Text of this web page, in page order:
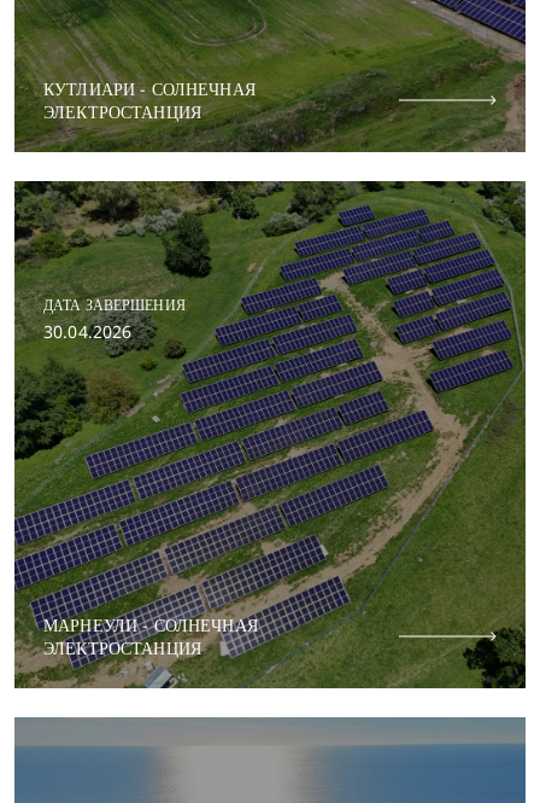
КУТЛИАРИ - СОЛНЕЧНАЯ
ЭЛЕКТРОСТАНЦИЯ
ДАТА ЗАВЕРШЕНИЯ
30.04.2026
МАРНЕУЛИ - СОЛНЕЧНАЯ
ЭЛЕКТРОСТАНЦИЯ